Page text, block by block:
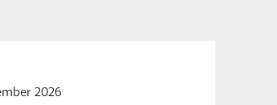
2026